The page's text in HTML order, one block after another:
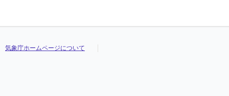
気象庁ホームページについて